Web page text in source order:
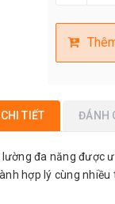
TIẾT ĐÁNH
đa năng được
hợp lý cùng